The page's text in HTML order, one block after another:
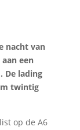
nacht van
een
De lading
twintig
op de A6